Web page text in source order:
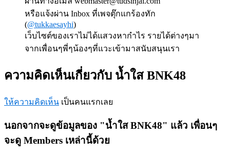
หรือแจ้งผ่าน Inbox ที่เพจตุ๊กแกร้องทัก
(@tukkaesayhi)
เว็บไซต์ของเราไม่ได้แสวงหากำไร รายได้ต่างๆมา
จากเพื่อนๆพี่ๆน้องๆที่แวะเข้ามาสนับสนุนเรา
ความคิดเห็นเกี่ยวกับ น้ำใส BNK48
ให้ความคิดเห็น เป็นคนแรกเลย
นอกจากจะดูข้อมูลของ "น้ำใส BNK48" แล้ว เพื่อนๆ
จะดู Members เหล่านี้ด้วย